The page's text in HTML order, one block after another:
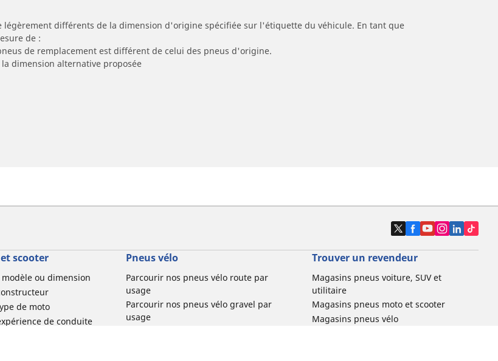
légèrement différents de la dimension d'origine spécifiée sur l'étiquette du véhicule. En tant que
de :
de remplacement est différent de celui des pneus d'origine.
dimension alternative proposée
scooter
ou dimension
de moto
de conduite
Pneus vélo
Parcourir nos pneus vélo route par
usage
Parcourir nos pneus vélo gravel par
usage
Trouver un revendeur
Magasins pneus voiture, SUV et
utilitaire
Magasins pneus moto et scooter
Magasins pneus vélo